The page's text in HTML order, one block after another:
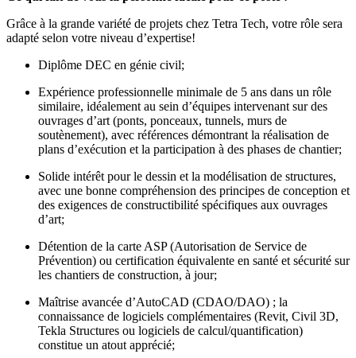
Grâce à la grande variété de projets chez Tetra Tech, votre rôle sera
adapté selon votre niveau d’expertise!
Diplôme DEC en génie civil;
Expérience professionnelle minimale de 5 ans dans un rôle
similaire, idéalement au sein d’équipes intervenant sur des
ouvrages d’art (ponts, ponceaux, tunnels, murs de
soutènement), avec références démontrant la réalisation de
plans d’exécution et la participation à des phases de chantier;
Solide intérêt pour le dessin et la modélisation de structures,
avec une bonne compréhension des principes de conception et
des exigences de constructibilité spécifiques aux ouvrages
d’art;
Détention de la carte ASP (Autorisation de Service de
Prévention) ou certification équivalente en santé et sécurité sur
les chantiers de construction, à jour;
Maîtrise avancée d’AutoCAD (CDAO/DAO) ; la
connaissance de logiciels complémentaires (Revit, Civil 3D,
Tekla Structures ou logiciels de calcul/quantification)
constitue un atout apprécié;